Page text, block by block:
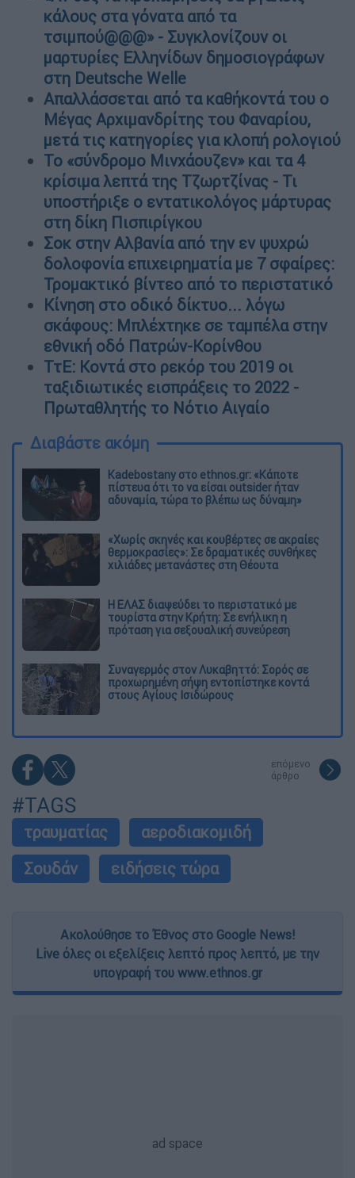
κάλους στα γόνατα από τα
τσιμπoύ@@@» - Συγκλονίζουν οι
μαρτυρίες Ελληνίδων δημοσιογράφων
στη Deutsche Welle
Απαλλάσσεται από τα καθήκοντά του ο
Μέγας Αρχιμανδρίτης του Φαναρίου,
μετά τις κατηγορίες για κλοπή ρολογιού
Το «σύνδρομο Μινχάουζεν» και τα 4
κρίσιμα λεπτά της Τζωρτζίνας - Τι
υποστήριξε ο εντατικολόγος μάρτυρας
στη δίκη Πισπιρίγκου
Σοκ στην Αλβανία από την εν ψυχρώ
δολοφονία επιχειρηματία με 7 σφαίρες:
Τρομακτικό βίντεο από το περιστατικό
Κίνηση στο οδικό δίκτυο... λόγω
σκάφους: Mπλέχτηκε σε ταμπέλα στην
εθνική οδό Πατρών-Κορίνθου
ΤτΕ: Κοντά στο ρεκόρ του 2019 οι
ταξιδιωτικές εισπράξεις το 2022 -
Πρωταθλητής το Νότιο Αιγαίο
Διαβάστε ακόμη
Kadebostany στο ethnos.gr: «Κάποτε
πίστευα ότι το να είσαι outsider ήταν
αδυναμία, τώρα το βλέπω ως δύναμη»
«Χωρίς σκηνές και κουβέρτες σε ακραίες
θερμοκρασίες»: Σε δραματικές συνθήκες
χιλιάδες μετανάστες στη Θέουτα
Η ΕΛΑΣ διαψεύδει το περιστατικό με
τουρίστα στην Κρήτη: Σε ενήλικη η
πρόταση για σεξουαλική συνεύρεση
Συναγερμός στον Λυκαβηττό: Σορός σε
προχωρημένη σήψη εντοπίστηκε κοντά
στους Αγίους Ισιδώρους
επόμενο
άρθρο
#TAGS
τραυματίας
αεροδιακομιδή
Σουδάν
ειδήσεις τώρα
Ακολούθησε το Έθνος στο Google News!
Live όλες οι εξελίξεις λεπτό προς λεπτό, με την
υπογραφή του www.ethnos.gr